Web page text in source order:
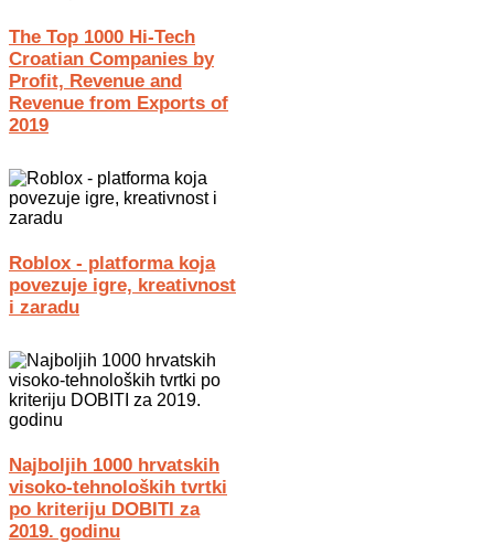
The Top 1000 Hi-Tech
Croatian Companies by
Profit, Revenue and
Revenue from Exports of
2019
Roblox - platforma koja
povezuje igre, kreativnost
i zaradu
Najboljih 1000 hrvatskih
visoko-tehnoloških tvrtki
po kriteriju DOBITI za
2019. godinu